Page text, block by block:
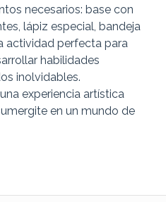
necesarios: base con
lápiz especial, bandeja
actividad perfecta para
habilidades
inolvidables.
experiencia artística
en un mundo de